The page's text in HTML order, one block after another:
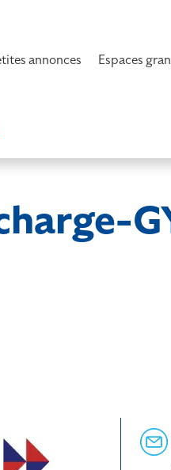
annonces Espaces